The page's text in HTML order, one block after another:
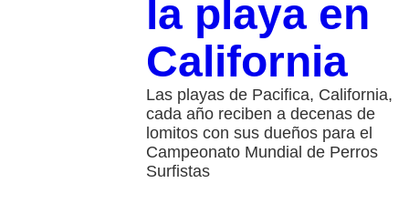
la playa en
California
Las playas de Pacifica, California,
cada año reciben a decenas de
lomitos con sus dueños para el
Campeonato Mundial de Perros
Surfistas